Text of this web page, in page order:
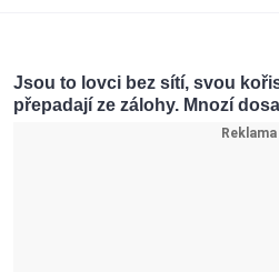
Jsou to lovci bez sítí, svou
přepadají ze zálohy. Mnozí